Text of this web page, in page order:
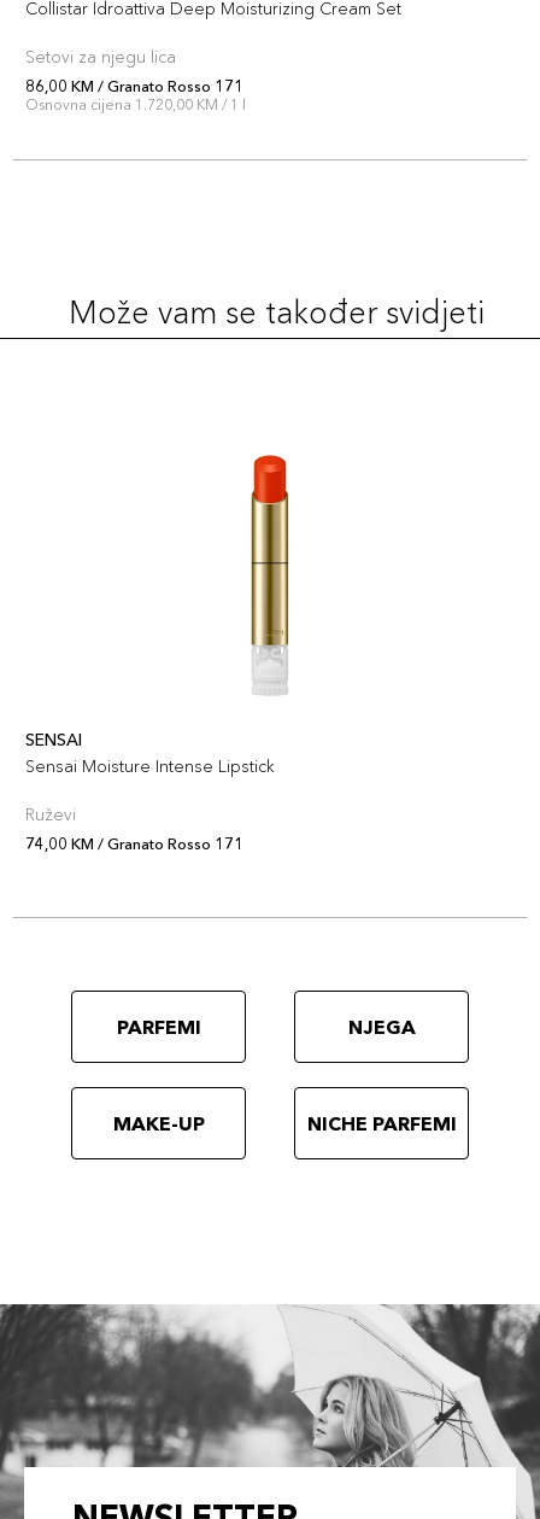
Šifra artikla
+7 PLAZA cvjetića
Rubellite 165
8015150004206
Collistar Idroattiva Deep Moisturizing Cream Set
Setovi za njegu lica
86,00 KM / Granato Rosso 171
Osnovna cijena 1.720,00 KM / 1 l
Može vam se također svidjeti
SENSAI
Sensai Moisture Intense Lipstick
Ruževi
74,00 KM / Granato Rosso 171
PARFEMI NJEGA
MAKE-UP NICHE PARFEMI